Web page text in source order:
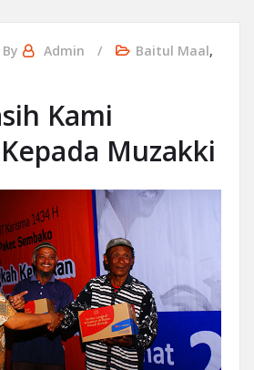
By Admin Baitul Maal,
Kami
Muzakki